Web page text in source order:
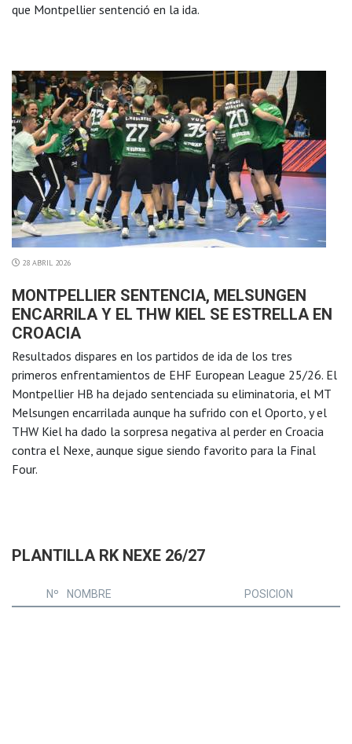
que Montpellier sentenció en la ida.
28 ABRIL 2026
MONTPELLIER SENTENCIA, MELSUNGEN
ENCARRILA Y EL THW KIEL SE ESTRELLA EN
CROACIA
Resultados dispares en los partidos de ida de los tres
primeros enfrentamientos de EHF European League 25/26. El
Montpellier HB ha dejado sentenciada su eliminatoria, el MT
Melsungen encarrilada aunque ha sufrido con el Oporto, y el
THW Kiel ha dado la sorpresa negativa al perder en Croacia
contra el Nexe, aunque sigue siendo favorito para la Final
Four.
PLANTILLA RK NEXE 26/27
Nº NOMBRE POSICION